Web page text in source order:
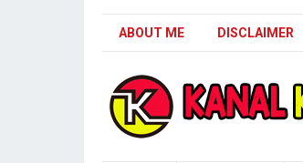
ABOUT ME DISCLAIMER